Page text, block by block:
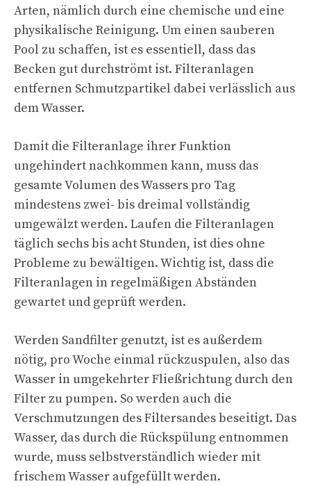
Arten, nämlich durch eine chemische und eine
physikalische Reinigung. Um einen sauberen
Pool zu schaffen, ist es essentiell, dass das
Becken gut durchströmt ist. Filteranlagen
entfernen Schmutzpartikel dabei verlässlich aus
dem Wasser.
Damit die Filteranlage ihrer Funktion
ungehindert nachkommen kann, muss das
gesamte Volumen des Wassers pro Tag
mindestens zwei- bis dreimal vollständig
umgewälzt werden. Laufen die Filteranlagen
täglich sechs bis acht Stunden, ist dies ohne
Probleme zu bewältigen. Wichtig ist, dass die
Filteranlagen in regelmäßigen Abständen
gewartet und geprüft werden.
Werden Sandfilter genutzt, ist es außerdem
nötig, pro Woche einmal rückzuspulen, also das
Wasser in umgekehrter Fließrichtung durch den
Filter zu pumpen. So werden auch die
Verschmutzungen des Filtersandes beseitigt. Das
Wasser, das durch die Rückspülung entnommen
wurde, muss selbstverständlich wieder mit
frischem Wasser aufgefüllt werden.